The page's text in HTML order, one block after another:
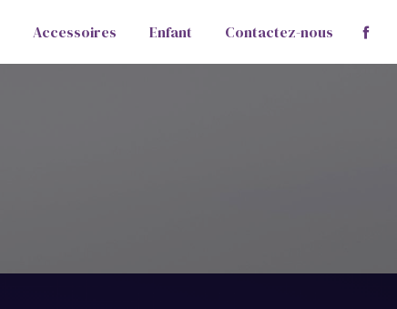
Accessoires Enfant Contactez-nous